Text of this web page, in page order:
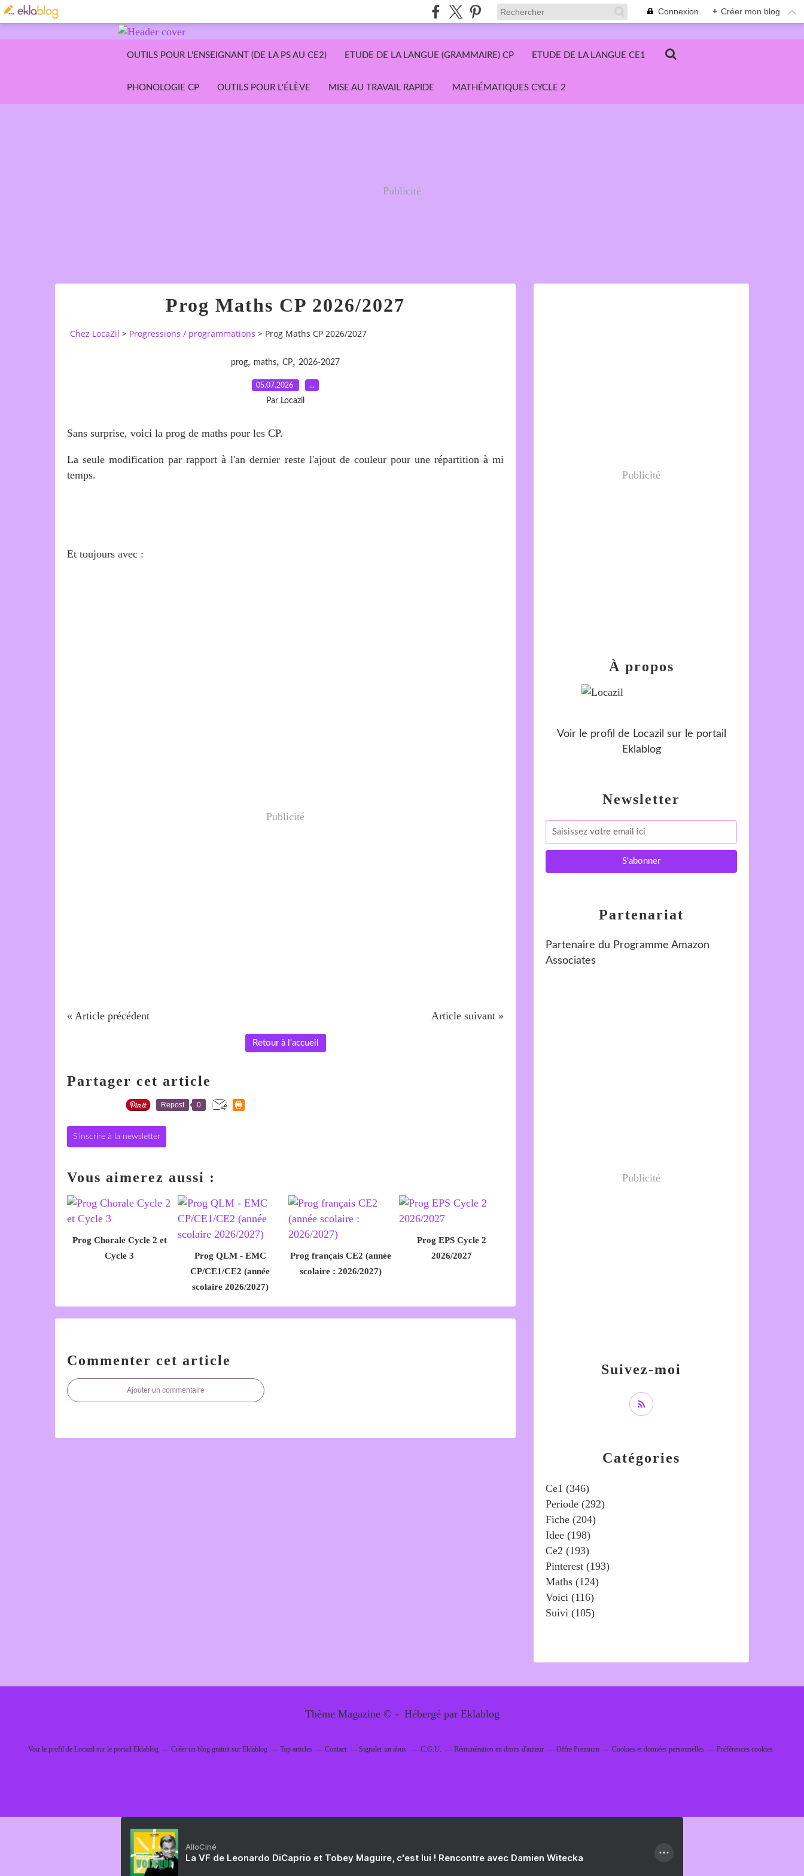
Connexion + Créer mon blog
OUTILS POUR L'ENSEIGNANT (DE LA PS AU CE2) ETUDE DE LA LANGUE (GRAMMAIRE) CP ETUDE DE LA LANGUE CE1
PHONOLOGIE CP OUTILS POUR L'ÉLÈVE MISE AU TRAVAIL RAPIDE MATHÉMATIQUES CYCLE 2
Publicité
Prog Maths CP 2026/2027
Chez LocaZil > Progressions / programmations > Prog Maths CP 2026/2027
prog, maths, CP, 2026-2027
05.07.2026 …
Par Locazil
Sans surprise, voici la prog de maths pour les CP.
La seule modification par rapport à l'an dernier reste l'ajout de couleur pour une répartition à mi
temps.
Et toujours avec :
Publicité
« Article précédent Article suivant »
Retour à l'accueil
Partager cet article
Repost 0
S'inscrire à la newsletter
Vous aimerez aussi :
Prog Chorale Cycle 2 et
Cycle 3
Prog QLM - EMC
CP/CE1/CE2 (année
scolaire 2026/2027)
Prog français CE2 (année
scolaire : 2026/2027)
Prog EPS Cycle 2
2026/2027
Commenter cet article
Ajouter un commentaire
Newsletter
Publicité
Catégories
Ce1 (346)
Periode (292)
Fiche (204)
Idee (198)
Ce2 (193)
Pinterest (193)
Maths (124)
Voici (116)
Suivi (105)
Suivez-moi
À propos
Voir le profil de Locazil sur le portail
Eklablog
Partenariat
Partenaire du Programme Amazon
Associates
Publicité
Thème Magazine © - Hébergé par Eklablog
Voir le profil de Locazilsur le portail Eklablog Créer un blog gratuit sur Eklablog Top articles Contact Signaler un abus C.G.U. Rémunération en droits d'auteur Offre Premium Cookies et données personnelles Préférences cookies
AlloCiné
La VF de Leonardo DiCaprio et Tobey Maguire, c'est lui ! Rencontre avec Damien Witecka